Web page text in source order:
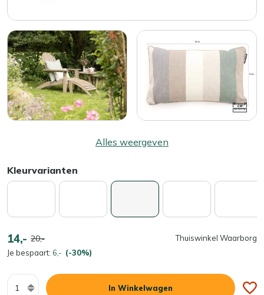
Alles weergeven
Kleurvarianten
14,- 20,-
Je bespaart: 6,- (-30%)
Thuiswinkel Waarborg
Aantal
In Winkelwagen